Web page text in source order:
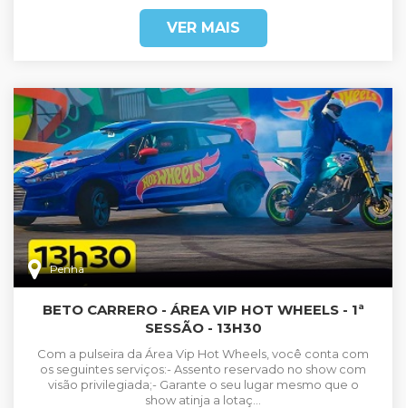
VER MAIS
Penha
BETO CARRERO - ÁREA VIP HOT WHEELS - 1ª
SESSÃO - 13H30
Com a pulseira da Área Vip Hot Wheels, você conta com
os seguintes serviços:- Assento reservado no show com
visão privilegiada;- Garante o seu lugar mesmo que o
show atinja a lotaç...